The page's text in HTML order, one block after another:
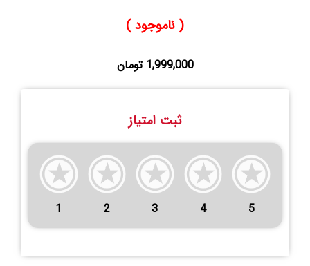
( ناموجود )
1,999,000 تومان
ثبت امتیاز
1 2 3 4 5